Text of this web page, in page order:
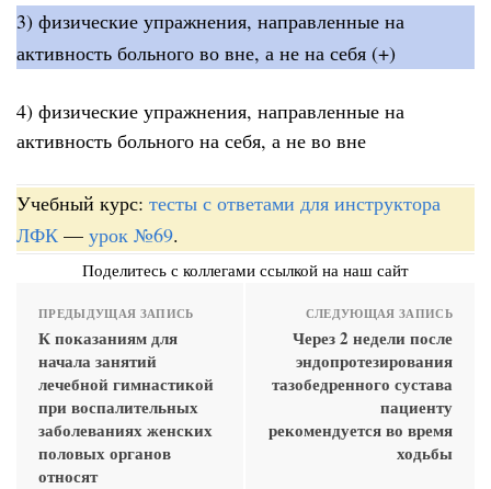
3) физические упражнения, направленные на
активность больного во вне, а не на себя (+)
4) физические упражнения, направленные на
активность больного на себя, а не во вне
Учебный курс: тесты с ответами для инструктора
ЛФК — урок №69.
Поделитесь с коллегами ссылкой на наш сайт
ПРЕДЫДУЩАЯ ЗАПИСЬ
К показаниям для
начала занятий
лечебной гимнастикой
при воспалительных
заболеваниях женских
половых органов
относят
СЛЕДУЮЩАЯ ЗАПИСЬ
Через 2 недели после
эндопротезирования
тазобедренного сустава
пациенту
рекомендуется во время
ходьбы